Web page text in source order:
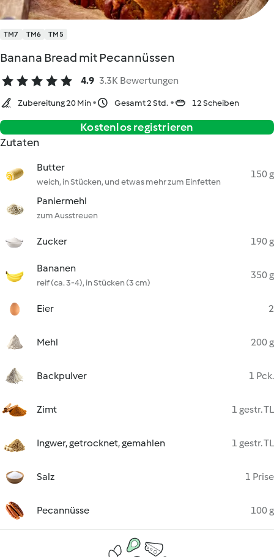
TM7 TM6 TM5
Banana Bread mit Pecannüssen
4.9 3.3K Bewertungen
Zubereitung 20 Min Gesamt 2 Std. 12 Scheiben
Kostenlos registrieren
Zutaten
Butter
weich, in Stücken, und etwas mehr zum Einfetten
150 g
Paniermehl
zum Ausstreuen
Zucker 190 g
Bananen
reif (ca. 3-4), in Stücken (3 cm)
350 g
Eier 2
Mehl 200 g
Backpulver 1 Pck.
Zimt 1 gestr. TL
Ingwer, getrocknet, gemahlen 1 gestr. TL
Salz 1 Prise
Pecannüsse 100 g